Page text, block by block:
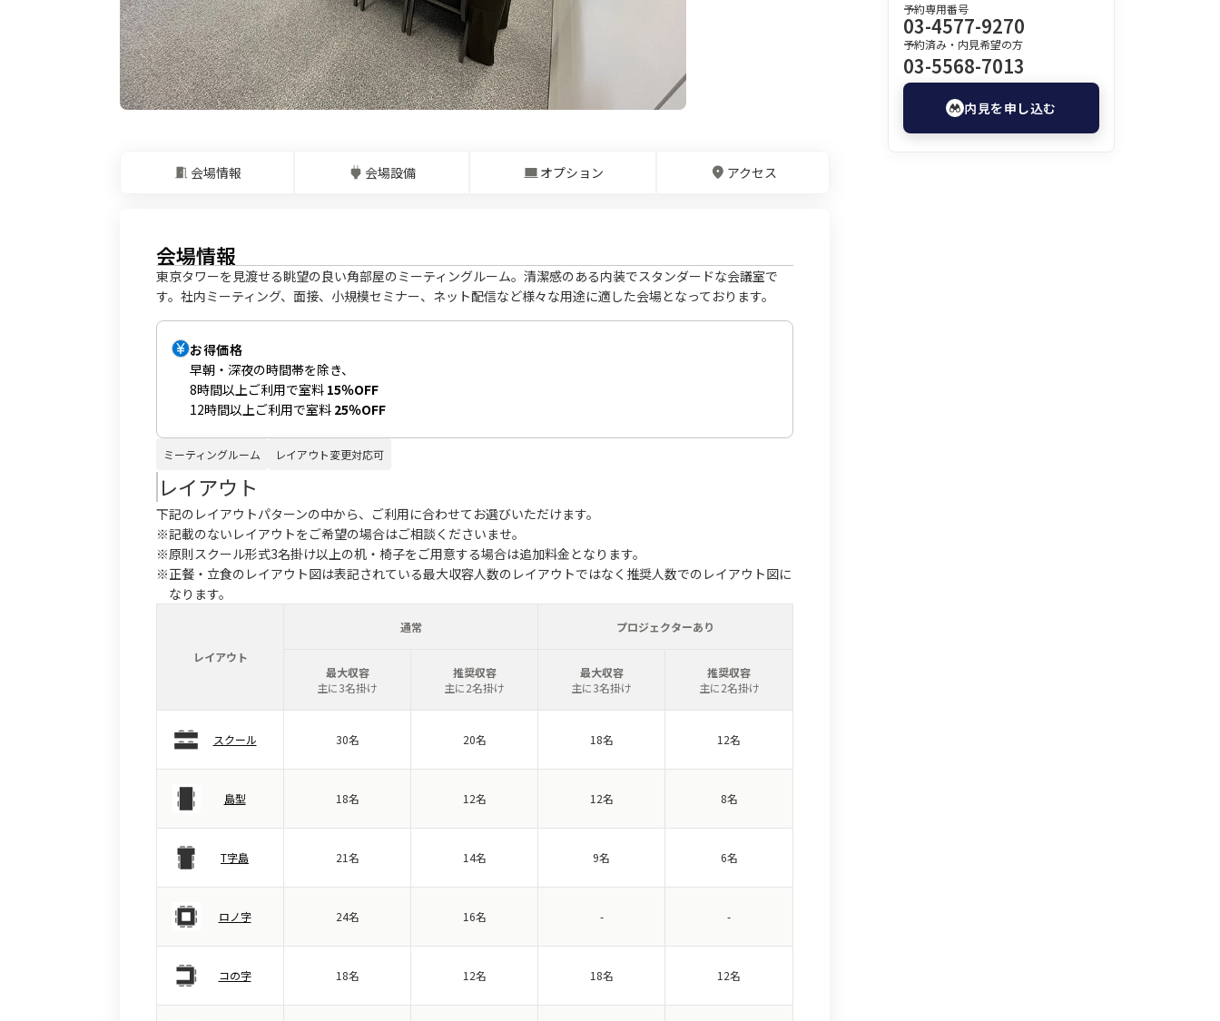
会場情報 会場設備 オプション アクセス
会場情報
東京タワーを見渡せる眺望の良い角部屋のミーティングルーム。清潔感のある内装でスタンダードな会議室で
す。社内ミーティング、面接、小規模セミナー、ネット配信など様々な用途に適した会場となっております。
お得価格
早朝・深夜の時間帯を除き、
8時間以上ご利用で室料 15％OFF
12時間以上ご利用で室料 25％OFF
ミーティングルーム レイアウト変更対応可
レイアウト
下記のレイアウトパターンの中から、ご利用に合わせてお選びいただけます。
※記載のないレイアウトをご希望の場合はご相談くださいませ。
※原則スクール形式3名掛け以上の机・椅子をご用意する場合は追加料金となります。
※正餐・立食のレイアウト図は表記されている最大収容人数のレイアウトではなく推奨人数でのレイアウト図に
なります。
レイアウト
通常 プロジェクターあり
最大収容
主に3名掛け
推奨収容
主に2名掛け
最大収容
主に3名掛け
推奨収容
主に2名掛け
スクール 30名 20名 18名 12名
島型 18名 12名 12名 8名
T字島 21名 14名 9名 6名
ロノ字 24名 16名 - -
コの字 18名 12名 18名 12名
予約専用番号
03-4577-9270
予約済み・内見希望の方
03-5568-7013
内見を申し込む